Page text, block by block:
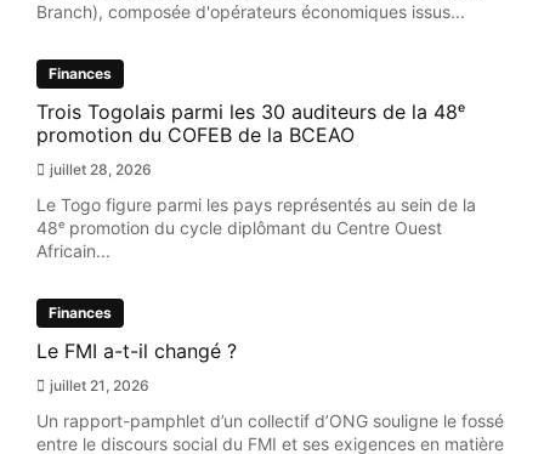
Branch), composée d'opérateurs économiques issus...
Finances
Trois Togolais parmi les 30 auditeurs de la 48ᵉ
promotion du COFEB de la BCEAO
juillet 28, 2026
Le Togo figure parmi les pays représentés au sein de la
48ᵉ promotion du cycle diplômant du Centre Ouest
Africain...
Finances
Le FMI a-t-il changé ?
juillet 21, 2026
Un rapport-pamphlet d’un collectif d’ONG souligne le fossé
entre le discours social du FMI et ses exigences en matière